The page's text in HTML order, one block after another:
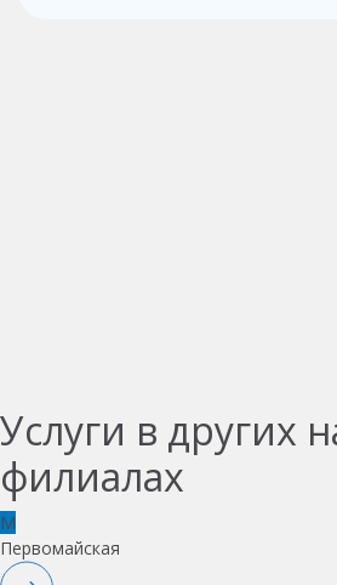
Услуги в других
филиалах
M
Первомайская